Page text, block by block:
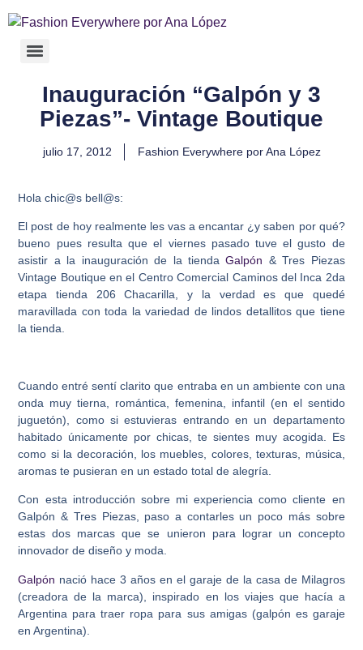
Inauguración “Galpón y 3
Piezas”- Vintage Boutique
julio 17, 2012 Fashion Everywhere por Ana López
Hola chic@s bell@s:
El post de hoy realmente les vas a encantar ¿y saben por qué?
bueno pues resulta que el viernes pasado tuve el gusto de
asistir a la inauguración de la tiendaGalpón & Tres Piezas
Vintage Boutique en el Centro Comercial Caminos del Inca 2da
etapa tienda 206 Chacarilla, y la verdad es que quedé
maravillada con toda la variedad de lindos detallitos que tiene
la tienda.
Cuando entré sentí clarito que entraba en un ambiente con una
onda muy tierna, romántica, femenina, infantil (en el sentido
juguetón), como si estuvieras entrando en un departamento
habitado únicamente por chicas, te sientes muy acogida. Es
como si la decoración, los muebles, colores, texturas, música,
aromas te pusieran en un estado total de alegría.
Con esta introducción sobre mi experiencia como cliente en
Galpón & Tres Piezas, paso a contarles un poco más sobre
estas dos marcas que se unieron para lograr un concepto
innovador de diseño y moda.
Galpón nació hace 3 años en el garaje de la casa de Milagros
(creadora de la marca), inspirado en los viajes que hacía a
Argentina para traer ropa para sus amigas (galpón es garaje
en Argentina).